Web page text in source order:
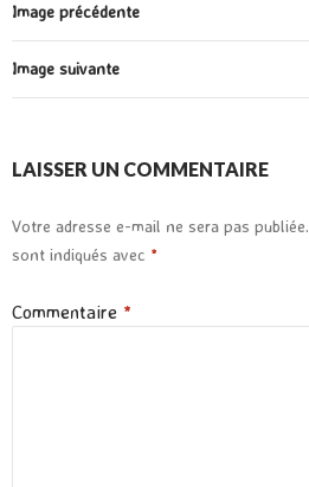
Image précédente
Image suivante
LAISSER UN COMMENTAIRE
Votre adresse e-mail ne sera pas publiée.
sont indiqués avec *
Commentaire *